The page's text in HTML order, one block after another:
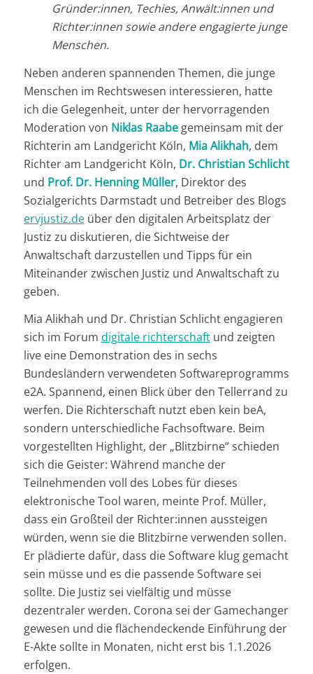
Gründer:innen, Techies, Anwält:innen und
Richter:innen sowie andere engagierte junge
Menschen.
Neben anderen spannenden Themen, die junge
Menschen im Rechtswesen interessieren, hatte
ich die Gelegenheit, unter der hervorragenden
Moderation von Niklas Raabegemeinsam mit der
Richterin am Landgericht Köln, Mia Alikhah, dem
Richter am Landgericht Köln, Dr. Christian Schlicht
und Prof. Dr. Henning Müller, Direktor des
Sozialgerichts Darmstadt und Betreiber des Blogs
ervjustiz.deüber den digitalen Arbeitsplatz der
Justiz zu diskutieren, die Sichtweise der
Anwaltschaft darzustellen und Tipps für ein
Miteinander zwischen Justiz und Anwaltschaft zu
geben.
Mia Alikhah und Dr. Christian Schlicht engagieren
sich im Forum digitale richterschaftund zeigten
live eine Demonstration des in sechs
Bundesländern verwendeten Softwareprogramms
e2A. Spannend, einen Blick über den Tellerrand zu
werfen. Die Richterschaft nutzt eben kein beA,
sondern unterschiedliche Fachsoftware. Beim
vorgestellten Highlight, der „Blitzbirne“ schieden
sich die Geister: Während manche der
Teilnehmenden voll des Lobes für dieses
elektronische Tool waren, meinte Prof. Müller,
dass ein Großteil der Richter:innen aussteigen
würden, wenn sie die Blitzbirne verwenden sollen.
Er plädierte dafür, dass die Software klug gemacht
sein müsse und es die passende Software sei
sollte. Die Justiz sei vielfältig und müsse
dezentraler werden. Corona sei der Gamechanger
gewesen und die flächendeckende Einführung der
E-Akte sollte in Monaten, nicht erst bis 1.1.2026
erfolgen.